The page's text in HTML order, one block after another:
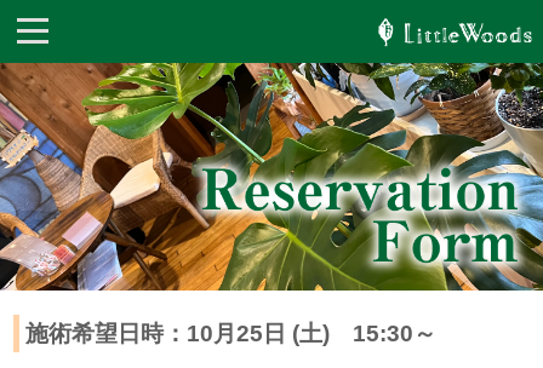
施術希望日時：10月25日 (土) 15:30～